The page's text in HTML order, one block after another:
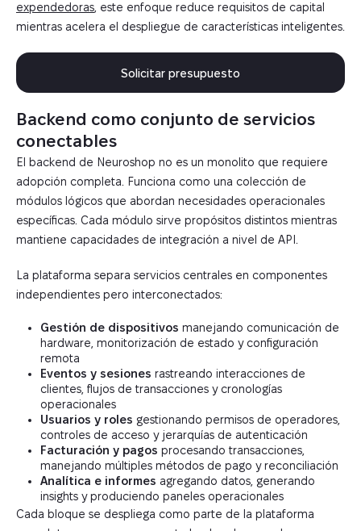
expendedoras , este enfoque reduce requisitos de capital
mientras acelera el despliegue de características inteligentes.
Solicitar presupuesto
Backend como conjunto de servicios
conectables
El backend de Neuroshop no es un monolito que requiere
adopción completa. Funciona como una colección de
módulos lógicos que abordan necesidades operacionales
específicas. Cada módulo sirve propósitos distintos mientras
mantiene capacidades de integración a nivel de API.
La plataforma separa servicios centrales en componentes
independientes pero interconectados:
Gestión de dispositivos manejando comunicación de
hardware, monitorización de estado y configuración
remota
Eventos y sesiones rastreando interacciones de
clientes, flujos de transacciones y cronologías
operacionales
Usuarios y roles gestionando permisos de operadores,
controles de acceso y jerarquías de autenticación
Facturación y pagos procesando transacciones,
manejando múltiples métodos de pago y reconciliación
Analítica e informes agregando datos, generando
insights y produciendo paneles operacionales
Cada bloque se despliega como parte de la plataforma